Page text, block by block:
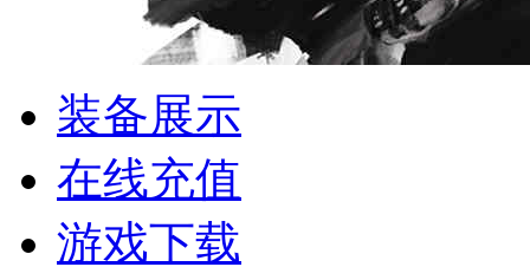
装备展示
在线充值
游戏下载